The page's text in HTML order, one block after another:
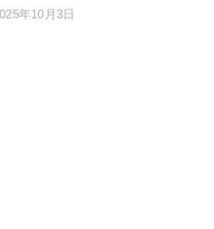
年10月3日